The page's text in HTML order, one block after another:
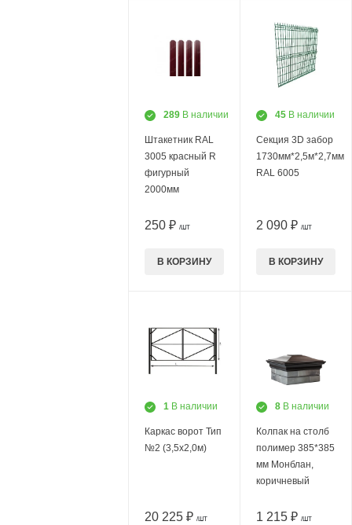
289 В наличии
Штакетник RAL
3005 красный R
фигурный
2000мм
250 ₽ /ШТ
В КОРЗИНУ
45 В наличии
Секция 3D забор
1730мм*2,5м*2,7мм
RAL 6005
2 090 ₽ /ШТ
В КОРЗИНУ
1 В наличии
Каркас ворот Тип
№2 (3,5х2,0м)
20 225 ₽ /ШТ
8 В наличии
Колпак на столб
полимер 385*385
мм Монблан,
коричневый
1 215 ₽ /ШТ